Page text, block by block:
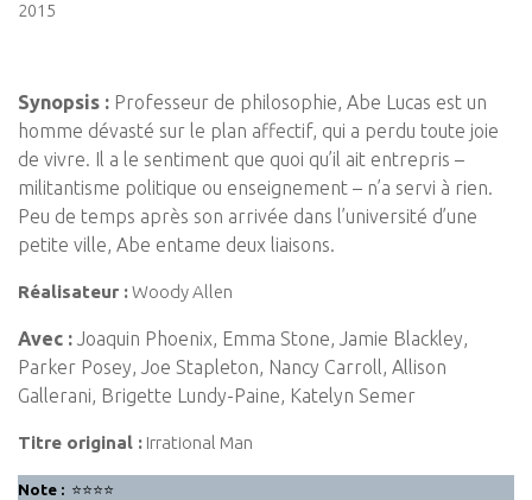
2015
Synopsis : Professeur de philosophie, Abe Lucas est un
homme dévasté sur le plan affectif, qui a perdu toute joie
de vivre. Il a le sentiment que quoi qu’il ait entrepris –
militantisme politique ou enseignement – n’a servi à rien.
Peu de temps après son arrivée dans l’université d’une
petite ville, Abe entame deux liaisons.
Réalisateur :Woody Allen
Avec : Joaquin Phoenix, Emma Stone, Jamie Blackley,
Parker Posey, Joe Stapleton, Nancy Carroll, Allison
Gallerani, Brigette Lundy-Paine, Katelyn Semer
Titre original : Irrational Man
Note : ⭐⭐⭐⭐